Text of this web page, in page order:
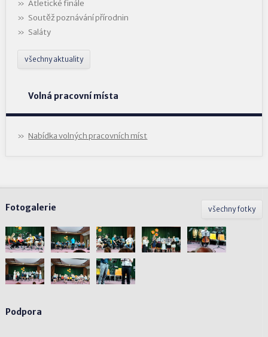
Atletické finále
Soutěž poznávání přírodnin
Saláty
všechny aktuality
Volná pracovní místa
Nabídka volných pracovních míst
všechny fotky
Fotogalerie
Podpora